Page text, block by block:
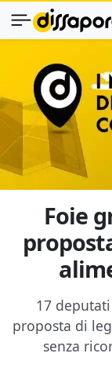
Foie
17
proposta di
senza